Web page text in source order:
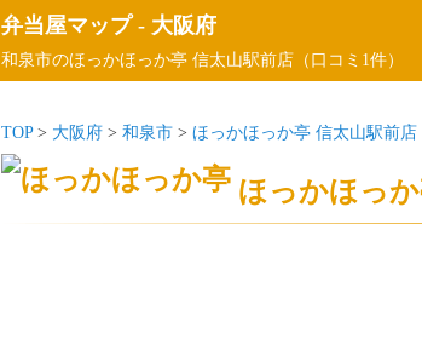
弁当屋マップ- 大阪府
和泉市のほっかほっか亭 信太山駅前店（口コミ1件）
TOP> 大阪府 > 和泉市 > ほっかほっか亭 信太山駅前店
ほっかほっ